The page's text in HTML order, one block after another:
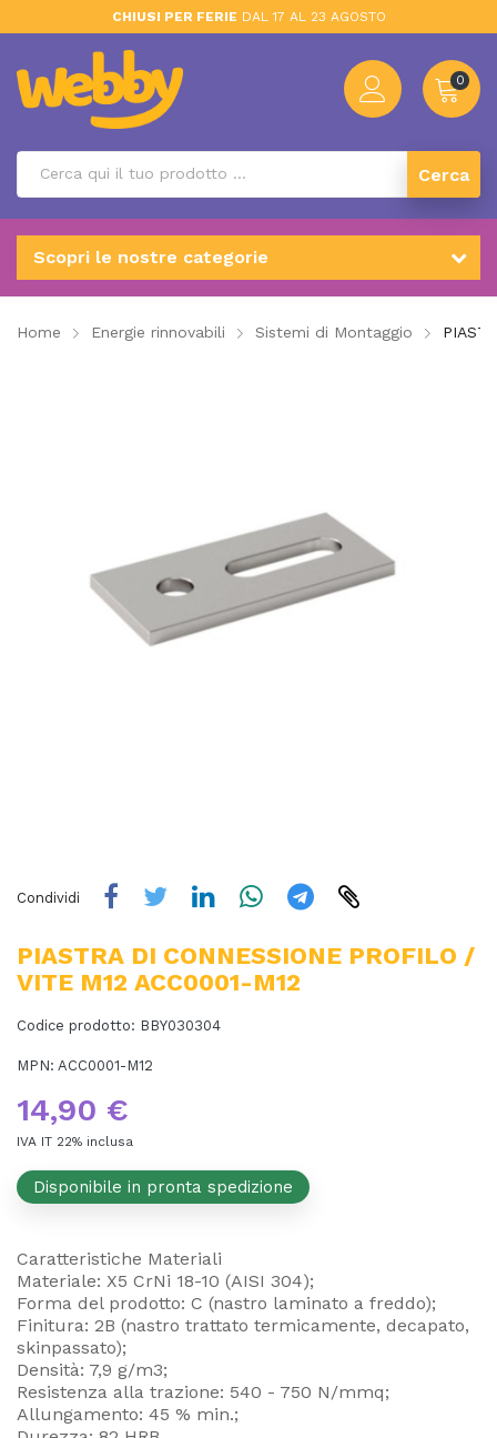
CHIUSI PER FERIE DAL 17 AL 23 AGOSTO
0
Cerca
Scopri le nostre categorie
Home Energie rinnovabili Sistemi di Montaggio
Condividi
PIASTRA DI CONNESSIONE PROFILO /
VITE M12 ACC0001-M12
Codice prodotto: BBY030304
MPN: ACC0001-M12
14,90 €
IVA IT 22% inclusa
Disponibile in pronta spedizione
Caratteristiche Materiali
Materiale: X5 CrNi 18-10 (AISI 304);
Forma del prodotto: C (nastro laminato a freddo);
Finitura: 2B (nastro trattato termicamente, decapato,
skinpassato);
Densità: 7,9 g/m3;
Resistenza alla trazione: 540 - 750 N/mmq;
Allungamento: 45 % min.;